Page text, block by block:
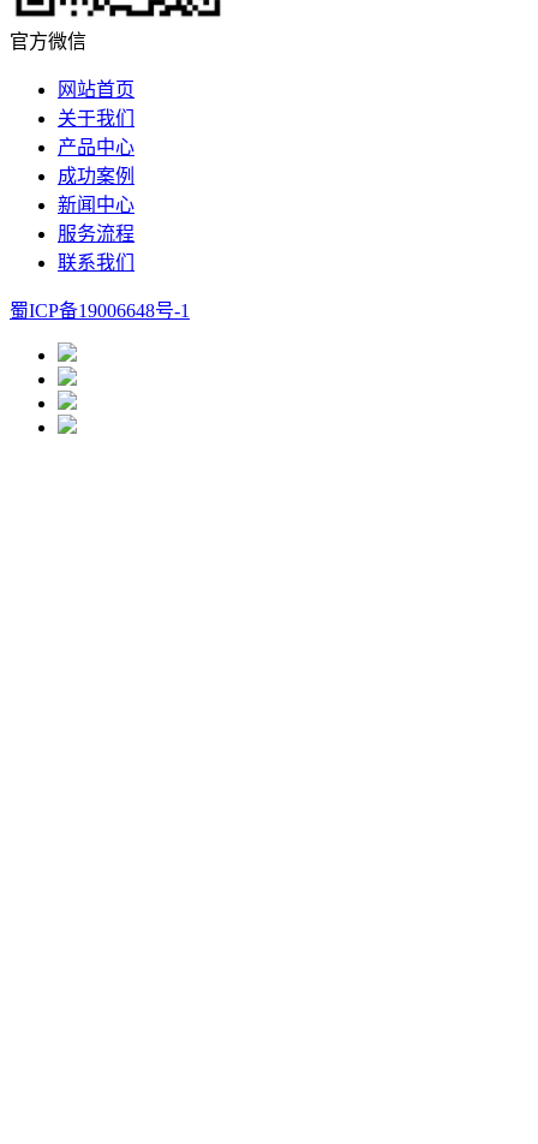
官方微信
网站首页
关于我们
产品中心
成功案例
新闻中心
服务流程
联系我们
蜀ICP备19006648号-1